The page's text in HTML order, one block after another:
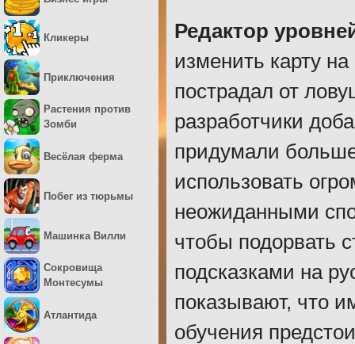
Редактор
изменить карту
пострадал от
разработчики
придумали
использовать
неожиданными
чтобы подорвать
подсказками на
показывают, что
обучения
Кликеры
Приключения
Растения против
Зомби
Весёлая ферма
Побег из тюрьмы
Машинка Вилли
Сокровища
Монтесумы
Атлантида